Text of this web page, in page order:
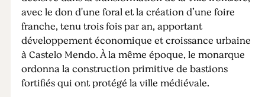
avec le don d'une foral et la création d’une foire
franche, tenu trois fois par an, apportant
développement économique et croissance urbaine
à Castelo Mendo. À la même époque, le monarque
ordonna la construction primitive de bastions
fortifiés qui ont protégé la ville médiévale.